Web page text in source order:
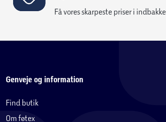
Få vores skarpeste priser i
Genveje og information
Find butik
Om føtex